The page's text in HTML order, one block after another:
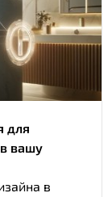
для
вашу
в